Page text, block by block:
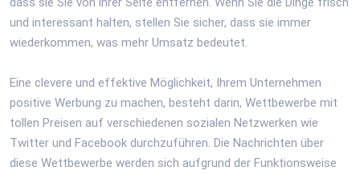
und interessant halten, stellen Sie sicher, dass sie immer
wiederkommen, was mehr Umsatz bedeutet.
Eine clevere und effektive Möglichkeit, Ihrem Unternehmen
positive Werbung zu machen, besteht darin, Wettbewerbe mit
tollen Preisen auf verschiedenen sozialen Netzwerken wie
Twitter und Facebook durchzuführen. Die Nachrichten über
diese Wettbewerbe werden sich aufgrund der Funktionsweise